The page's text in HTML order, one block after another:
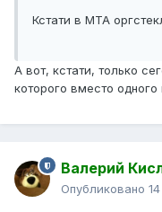
Кстати в МТА
А вот, кстати, только
которого вместо
Валерий
Опубликовано